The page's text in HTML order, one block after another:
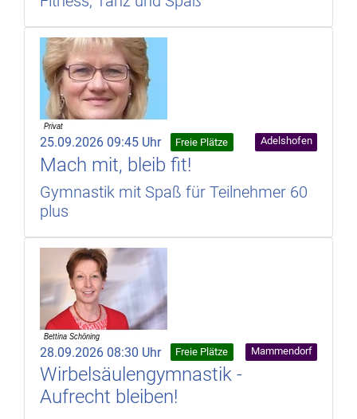
25.09.2026 09:45 Uhr Freie Plätze Adelshofen
Mach mit, bleib fit!
Gymnastik mit Spaß für Teilnehmer 60
plus
28.09.2026 08:30 Uhr Freie Plätze Mammendorf
Wirbelsäulengymnastik -
Aufrecht bleiben!